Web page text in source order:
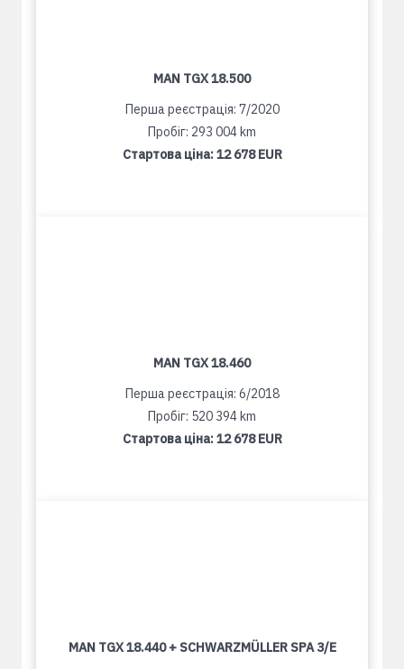
MAN TGX 18.500
Перша реєстрація: 7/2020
Пробіг: 293 004 km
Стартова ціна:12 678 EUR
MAN TGX 18.460
Перша реєстрація: 6/2018
Пробіг: 520 394 km
Стартова ціна:12 678 EUR
MAN TGX 18.440 + SCHWARZMÜLLER SPA 3/E